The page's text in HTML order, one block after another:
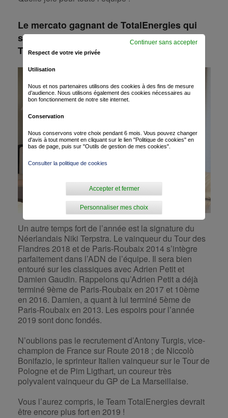
Le mercato gagnant de TotalEnergies qui
signe les coureurs Terpstra, Ligthart,
Turgis, Bonifazio.
Un autre temps fort de l’année est la signature du
Néerlandais Niki Terpstra. Le vainqueur du Tour des
Flandres 2018 et de Paris-Roubaix 2014 s’intègre
parfaitement dans l’ADN de l’équipe. Il sera bien
entouré sur les classiques avec Adrien Petit et
Damien Gaudin. Rappelons qu’Adrien Petit a déjà
terminé 9ème de Paris-Roubaix en 2017 et 10ème
en 2016. Damien, a quant à lui terminé 5ème de
Paris-Roubaix en 2013. Les espoirs pour l’année
2019 sont donc fondés.
N’oublions pas le recrutement d’Antony Turgis, vice-
champion de France sur Route 2018 ; de Niccolò
Bonifazio, le sprinteur Italien vainqueur sur le Tour de
Pologne et de Pim Ligthart, un coureur très
polyvalent vainqueur du GP de La Marseillaise.
Vous l’aurez compris, le Team TotalEnergies devrait
être encore plus fort en 2019 !
Respect de votre vie privée
Utilisation
Nous et nos partenaires utilisons des cookies à des fins de mesure
d’audience. Nous utilisons également des cookies nécessaires au
bon fonctionnement de notre site internet.
Conservation
Nous conservons votre choix pendant 6 mois. Vous pouvez changer
d'avis à tout moment en cliquant sur le lien "Politique de cookies" en
bas de page, puis sur "Outils de gestion de mes cookies".
Consulter la politique de cookies
Personnaliser mes choix
Accepter et fermer
Continuer sans accepter